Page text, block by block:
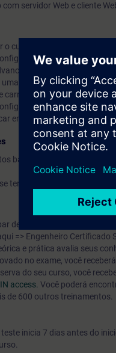
com servidor Web e cliente
o curso, você será capaz de:
gráfica
Process Graphics
uma estrutura servidor-
carregar um cliente
multiusuário com
em operação a Web
básicos de engenharia
ter frequentado o curso de
deste curso, você poderá
=> Engenheiro Certificado
e prática avalia seus
no exame, você
do seu curso, você
access. Você poderá
de 600 outros treinamentos.
teste inicia 7 dias antes do